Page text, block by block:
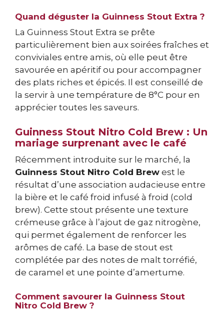
Quand déguster la Guinness Stout Extra ?
La Guinness Stout Extra se prête
particulièrement bien aux soirées fraîches et
conviviales entre amis, où elle peut être
savourée en apéritif ou pour accompagner
des plats riches et épicés. Il est conseillé de
la servir à une température de 8°C pour en
apprécier toutes les saveurs.
Guinness Stout Nitro Cold Brew : Un
mariage surprenant avec le café
Récemment introduite sur le marché, la
Guinness Stout Nitro Cold Brew est le
résultat d’une association audacieuse entre
la bière et le café froid infusé à froid (cold
brew). Cette stout présente une texture
crémeuse grâce à l’ajout de gaz nitrogène,
qui permet également de renforcer les
arômes de café. La base de stout est
complétée par des notes de malt torréfié,
de caramel et une pointe d’amertume.
Comment savourer la Guinness Stout
Nitro Cold Brew ?